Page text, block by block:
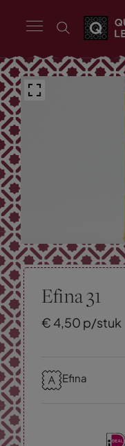
Efina 31
€ 4,50 p/stuk
Efina